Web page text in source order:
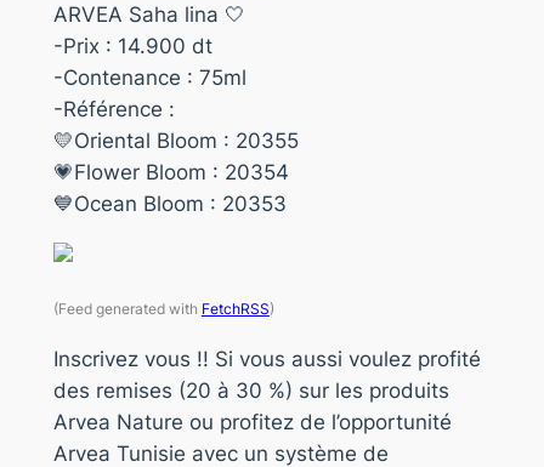
ARVEA Saha lina 🤍
-Prix : 14.900 dt
-Contenance : 75ml
-Référence :
💛Oriental Bloom : 20355
💗Flower Bloom : 20354
💙Ocean Bloom : 20353
(Feed generated with FetchRSS)
Inscrivez vous !! Si vous aussi voulez profité
des remises (20 à 30 %) sur les produits
Arvea Nature ou profitez de l’opportunité
Arvea Tunisie avec un système de